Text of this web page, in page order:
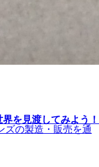
を見渡してみよう！
ズの製造・販売を通